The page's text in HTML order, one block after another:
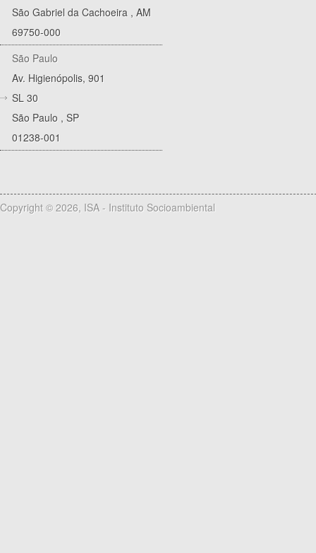
São Gabriel da Cachoeira , AM
69750-000
São Paulo
Av. Higienópolis, 901
SL 30
São Paulo , SP
01238-001
Copyright © 2026, ISA - Instituto Socioambiental